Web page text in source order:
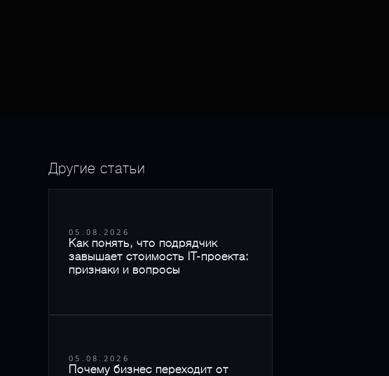
Другие статьи
05.08.2026
Как понять, что подрядчик
завышает стоимость IT-проекта:
признаки и вопросы
05.08.2026
Почему бизнес переходит от